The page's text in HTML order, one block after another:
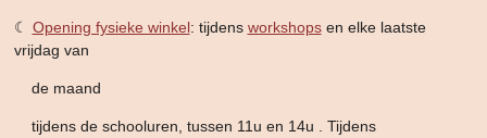
☾ Opening fysieke winkel: tijdens workshopsen elke laatste
vrijdag van
de maand
tijdens de schooluren, tussen 11u en 14u . Tijdens